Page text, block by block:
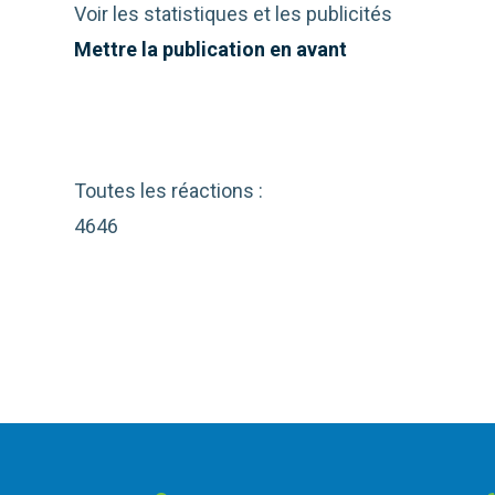
Voir les statistiques et les publicités
Mettre la publication en avant
Toutes les réactions :
4646